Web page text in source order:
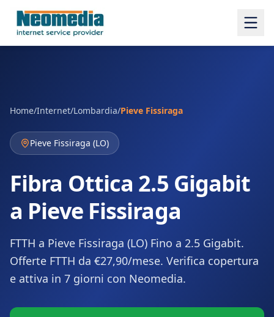
Home/Internet/Lombardia/Pieve Fissiraga
Pieve Fissiraga (LO)
Fibra Ottica 2.5 Gigabit
a Pieve Fissiraga
FTTH a Pieve Fissiraga (LO) Fino a 2.5 Gigabit.
Offerte FTTH da €27,90/mese. Verifica copertura
e attiva in 7 giorni con Neomedia.